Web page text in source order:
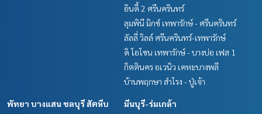
อินดี้ 2 ศรีนครินทร์
ลุมพินี มิกซ์ เทพารักษ์ - ศรีนครินทร์
ลัลลี่ วิลล์ ศรีนครินทร์-เทพารักษ์
ดิ โอโซน เทพารักษ์ - บางบ่อ เฟส 1
กิตตินคร อเวนิว เคหะบางพลี
บ้านพฤกษา สำโรง - ปู่เจ้า
พัทยา บางแสน ชลบุรี สัตหีบ
มีนบุรี-ร่มเกล้า